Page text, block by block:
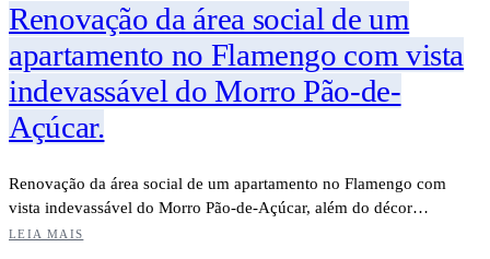
Renovação da área social de um
apartamento no Flamengo com vista
indevassável do Morro Pão-de-
Açúcar.
Renovação da área social de um apartamento no Flamengo com
vista indevassável do Morro Pão-de-Açúcar, além do décor…
LEIA MAIS